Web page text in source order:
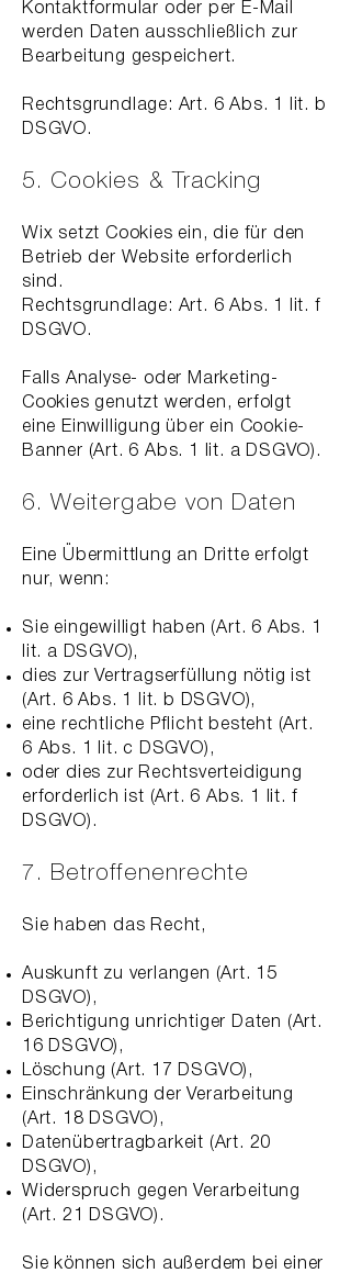
Kontaktformular oder per E-Mail
werden Daten ausschließlich zur
Bearbeitung gespeichert.
Rechtsgrundlage: Art. 6 Abs. 1 lit. b
DSGVO.
5. Cookies & Tracking
Wix setzt Cookies ein, die für den
Betrieb der Website erforderlich
sind.
Rechtsgrundlage: Art. 6 Abs. 1 lit. f
DSGVO.
Falls Analyse- oder Marketing-
Cookies genutzt werden, erfolgt
eine Einwilligung über ein Cookie-
Banner (Art. 6 Abs. 1 lit. a DSGVO).
6. Weitergabe von Daten
Eine Übermittlung an Dritte erfolgt
nur, wenn:
Sie eingewilligt haben (Art. 6 Abs. 1
lit. a DSGVO),
dies zur Vertragserfüllung nötig ist
(Art. 6 Abs. 1 lit. b DSGVO),
eine rechtliche Pflicht besteht (Art.
6 Abs. 1 lit. c DSGVO),
oder dies zur Rechtsverteidigung
erforderlich ist (Art. 6 Abs. 1 lit. f
DSGVO).
7. Betroffenenrechte
Sie haben das Recht,
Auskunft zu verlangen (Art. 15
DSGVO),
Berichtigung unrichtiger Daten (Art.
16 DSGVO),
Löschung (Art. 17 DSGVO),
Einschränkung der Verarbeitung
(Art. 18 DSGVO),
Datenübertragbarkeit (Art. 20
DSGVO),
Widerspruch gegen Verarbeitung
(Art. 21 DSGVO).
Sie können sich außerdem bei einer